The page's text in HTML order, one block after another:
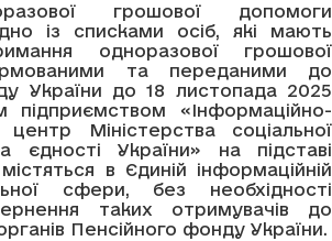
грошової допомоги
із списками осіб, які мають
одноразової грошової
та переданими до
України до 18 листопада 2025
підприємством «Інформаційно-
центр Міністерства соціальної
єдності України» на підставі
в Єдиній інформаційній
сфери, без необхідності
таких отримувачів до
Пенсійного фонду України.